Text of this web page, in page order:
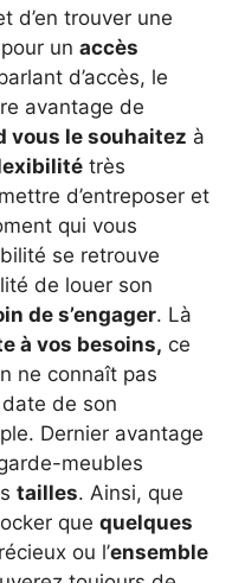
d’en trouver une
un accès
d’accès, le
avantage de
vous le souhaitez à
très
d’entreposer et
qui vous
se retrouve
de louer son
de s’engager. Là
à vos besoins, ce
ne connaît pas
de son
Dernier avantage
meubles
tailles. Ainsi, que
que quelques
ou l’ensemble